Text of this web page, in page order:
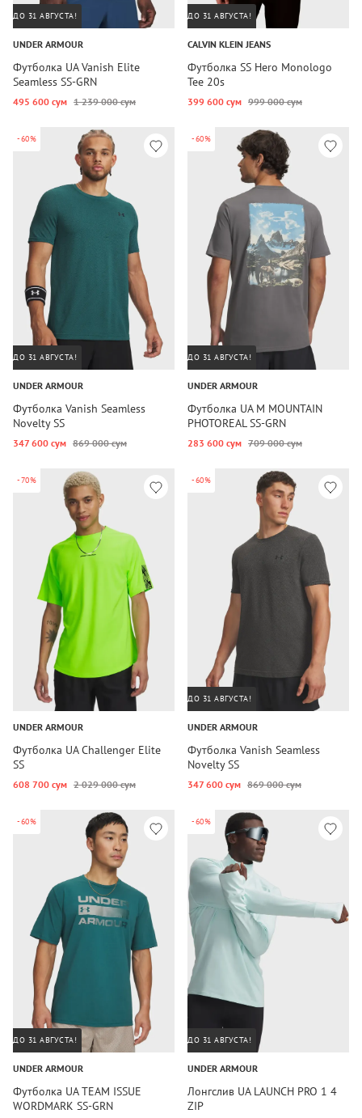
ДО 31 АВГУСТА!
UNDER ARMOUR
Футболка UA Vanish Elite
Seamless SS-GRN
495 600 сум 1 239 000 сум
ДО 31 АВГУСТА!
CALVIN KLEIN JEANS
Футболка SS Hero Monologo
Tee 20s
399 600 сум 999 000 сум
-60%
ДО 31 АВГУСТА!
UNDER ARMOUR
Футболка Vanish Seamless
Novelty SS
347 600 сум 869 000 сум
-60%
ДО 31 АВГУСТА!
UNDER ARMOUR
Футболка UA M MOUNTAIN
PHOTOREAL SS-GRN
283 600 сум 709 000 сум
-70%
UNDER ARMOUR
Футболка UA Challenger Elite
SS
608 700 сум 2 029 000 сум
-60%
ДО 31 АВГУСТА!
UNDER ARMOUR
Футболка Vanish Seamless
Novelty SS
347 600 сум 869 000 сум
-60%
ДО 31 АВГУСТА!
UNDER ARMOUR
Футболка UA TEAM ISSUE
WORDMARK SS-GRN
-60%
ДО 31 АВГУСТА!
UNDER ARMOUR
Лонгслив UA LAUNCH PRO 1 4
ZIP